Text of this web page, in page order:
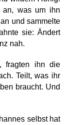
an, was um ihn
und sammelte
sie: Ändert
nah.
fragten ihn die
Teilt, was ihr
braucht. Und
selbst hat